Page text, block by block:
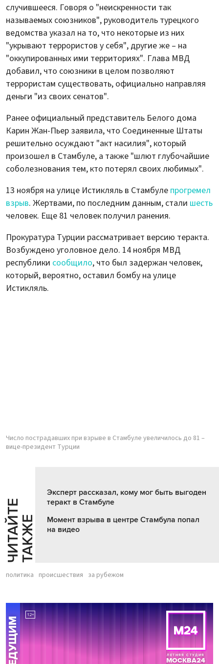
случившееся. Говоря о "неискренности так
называемых союзников", руководитель турецкого
ведомства указал на то, что некоторые из них
"укрывают террористов у себя", другие же – на
"оккупированных ими территориях". Глава МВД
добавил, что союзники в целом позволяют
террористам существовать, официально направляя
деньги "из своих сенатов".
Ранее официальный представитель Белого дома
Карин Жан-Пьер заявила, что Соединенные Штаты
решительно осуждают "акт насилия", который
произошел в Стамбуле, а также "шлют глубочайшие
соболезнования тем, кто потерял своих любимых".
13 ноября на улице Истикляль в Стамбуле прогремел
взрыв. Жертвами, по последним данным, стали шесть
человек. Еще 81 человек получил ранения.
Прокуратура Турции рассматривает версию теракта.
Возбуждено уголовное дело. 14 ноября МВД
республики сообщило, что был задержан человек,
который, вероятно, оставил бомбу на улице
Истикляль.
Число пострадавших при взрыве в Стамбуле увеличилось до 81 –
вице-президент Турции
Ч
И
Т
АЙ
Т
Е
Т
А
К
ЖЕ
Эксперт рассказал, кому мог быть выгоден
теракт в Стамбуле
Момент взрыва в центре Стамбула попал
на видео
политика происшествия за рубежом